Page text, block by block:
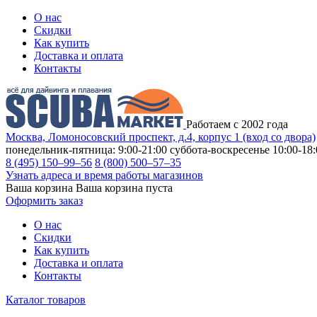
О нас
Скидки
Как купить
Доставка и оплата
Контакты
Работаем с 2002 года
Москва, Ломоносовский проспект, д.4, корпус 1 (вход со двора)
понедельник-пятница: 9:00-21:00 суббота-воскресенье 10:00-
8 (495) 150–99–56 8 (800) 500–57–35
Узнать адреса и время работы магазинов
Ваша корзина Ваша корзина пуста
Оформить заказ
О нас
Скидки
Как купить
Доставка и оплата
Контакты
Каталог товаров